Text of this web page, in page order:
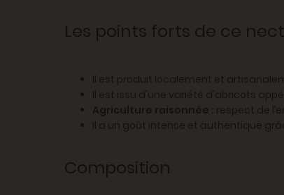
Les points forts de ce
Il est produit localement et
Il est issu d'une variété d'abricots
Agriculture raisonnée : respect de
Il a un goût intense et authentique
Composition